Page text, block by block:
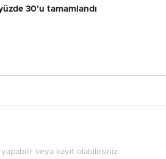
30'u tamamlandı
veya kayıt olabilirsiniz.